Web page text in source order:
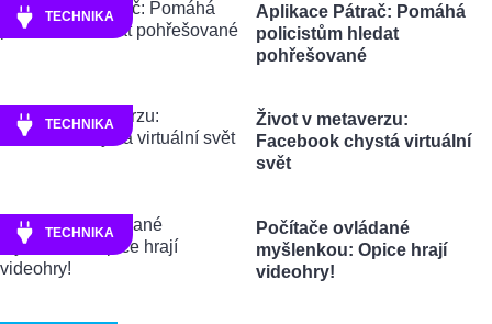
TECHNIKA
Aplikace Pátrač: Pomáhá
policistům hledat
pohřešované
TECHNIKA
Život v metaverzu:
Facebook chystá virtuální
svět
TECHNIKA
Počítače ovládané
myšlenkou: Opice hrají
videohry!